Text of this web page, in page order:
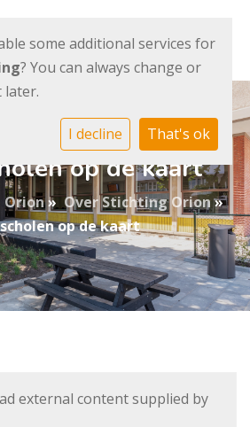
op de kaart
Orion» Over Stichting Orion»
op de kaart
external content supplied by
some additional services for
? You can always change or
later.
I decline That's ok